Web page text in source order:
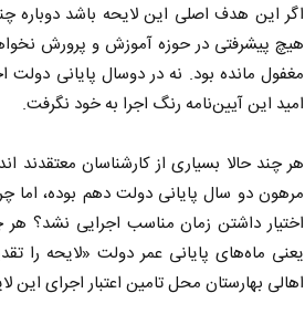
اگر این هدف اصلی این لایحه باشد
هیچ پیشرفتی در حوزه آموزش و پرورش
مغفول مانده بود. نه در دوسال پایانی
امید این آیین‌نامه رنگ اجرا به خود نگرفت.
هر چند حالا بسیاری از کارشناسان
مرهون دو سال پایانی دولت دهم بوده، اما
اختیار داشتن زمان مناسب اجرایی نشد؟
یعنی ماه‌های پایانی عمر دولت «لایحه را
اهالی بهارستان محل تامین اعتبار اجرای